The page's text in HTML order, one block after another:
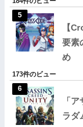
【
要素
め
173件のビュー
「
ラダ